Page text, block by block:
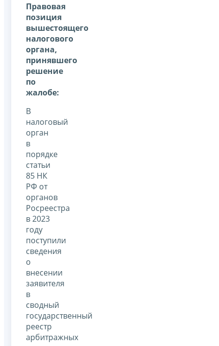
Правовая
позиция
вышестоящего
налогового
органа,
принявшего
решение
по
жалобе:
В
налоговый
орган
в
порядке
статьи
85 НК
РФ от
органов
Росреестра
в 2023
году
поступили
сведения
о
внесении
заявителя
в
сводный
государственный
реестр
арбитражных